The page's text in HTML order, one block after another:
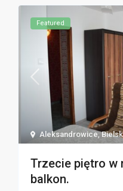
Aleksandrowice,
Featured
Trzecie piętro w
balkon.